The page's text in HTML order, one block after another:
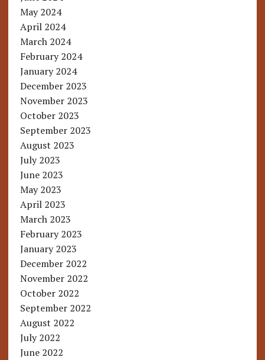
May 2024
April 2024
March 2024
February 2024
January 2024
December 2023
November 2023
October 2023
September 2023
August 2023
July 2023
June 2023
May 2023
April 2023
March 2023
February 2023
January 2023
December 2022
November 2022
October 2022
September 2022
August 2022
July 2022
June 2022